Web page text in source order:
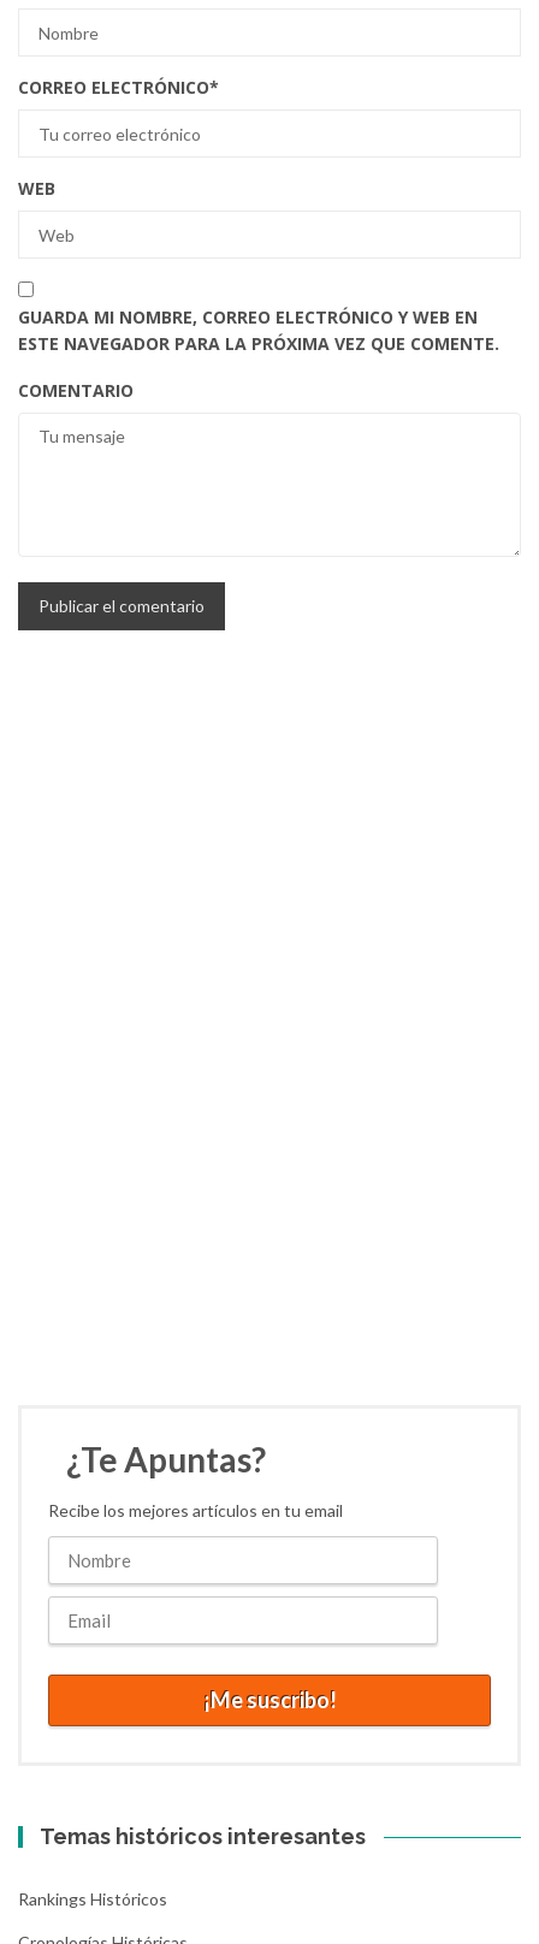
CORREO ELECTRÓNICO*
WEB
GUARDA MI NOMBRE, CORREO ELECTRÓNICO Y WEB EN
ESTE NAVEGADOR PARA LA PRÓXIMA VEZ QUE COMENTE.
COMENTARIO
¿Te Apuntas?
Recibe los mejores artículos en tu email
Temas históricos interesantes
Rankings Históricos